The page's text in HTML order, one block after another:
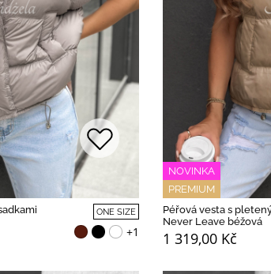
ONE SIZE
+1
NOVINKA
PREMIUM
Péřová vesta s
Never Leave béžová
1 319,00 Kč